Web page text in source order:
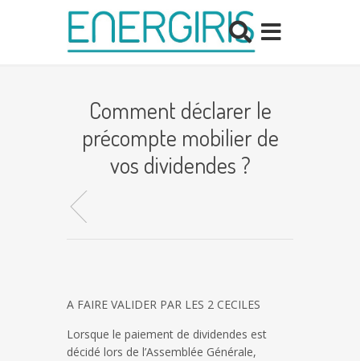
Comment déclarer le
précompte mobilier de
vos dividendes ?
A FAIRE VALIDER PAR LES 2 CECILES
Lorsque le paiement de dividendes est
décidé lors de l’Assemblée Générale,